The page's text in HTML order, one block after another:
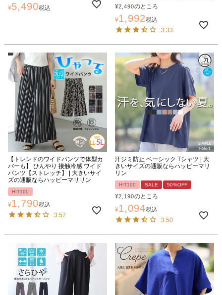
¥5,490税込 ¥2,490のところ
¥1,992税込
3.33
【トレンドのワイドパンツで体型カ
バーも】 ひんやり 接触冷感 ワイド
パンツ【ストレッチ】 | 大きいサイ
ズの通販ならハッピーマリリン
HIT100
¥1,790税込
3.57
汗ジミ防止 ベーシック Tシャツ | 大
きいサイズの通販ならハッピーマリ
リン
HIT100 SALE 50%OFF
¥2,190のところ
¥1,094税込
3.50